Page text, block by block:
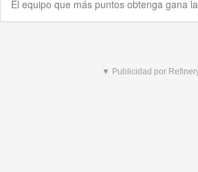
El equipo que más puntos obtenga gana
▼ Publicidad por